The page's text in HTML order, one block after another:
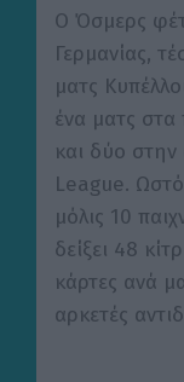
Ο Όσμερς
Γερμανίας,
ματς
ένα ματς
και δύο
League.
μόλις 10
δείξει 48
κάρτες ανά
αρκετές